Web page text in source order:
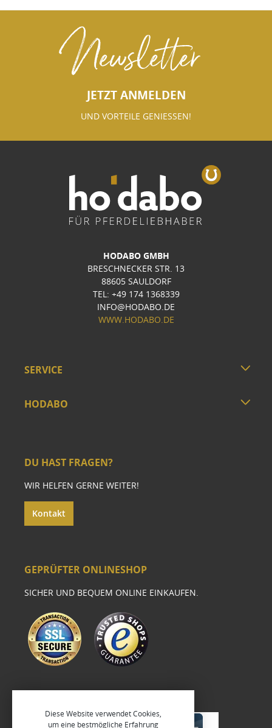
Newsletter
JETZT ANMELDEN
UND VORTEILE GENIESSEN!
HODABO GMBH
BRESCHNECKER STR. 13
88605 SAULDORF
TEL: +49 174 1368339
INFO@HODABO.DE
WWW.HODABO.DE
SERVICE
HODABO
DU HAST FRAGEN?
WIR HELFEN GERNE WEITER!
Kontakt
GEPRÜFTER ONLINESHOP
SICHER UND BEQUEM ONLINE EINKAUFEN.
Diese Website verwendet Cookies,
um eine bestmögliche Erfahrung